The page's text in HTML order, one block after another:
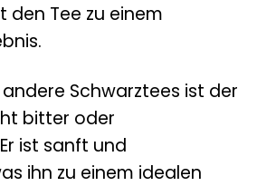
den Tee zu einem
Schwarztees ist der
bitter oder
ist sanft und
ihn zu einem idealen